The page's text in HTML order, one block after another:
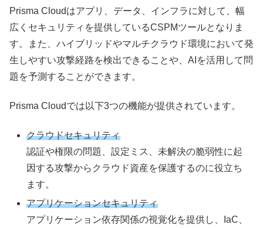
Prisma Cloudはアプリ、データ、インフラに対して、幅
広くセキュリティを提供しているCSPMツールとなりま
す。また、ハイブリッドやマルチクラウド環境において発
生しやすい攻撃経路を検出できることや、AIを活用して問
題を予測することができます。
Prisma Cloudでは以下3つの機能が提供されています。
クラウドセキュリティ
認証や権限の問題、設定ミス、未解決の脆弱性に起
因する攻撃からクラウド資産を保護するのに役立ち
ます。
アプリケーションセキュリティ
アプリケーション依存関係の視覚化を提供し、IaC、